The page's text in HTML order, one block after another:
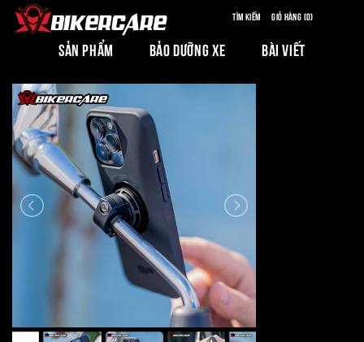
Tìm kiếm Giỏ hàng (0)
SẢN PHẨM BẢO DƯỠNG XE BÀI VIẾT